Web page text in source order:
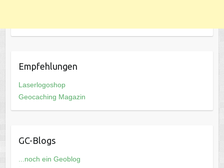
Empfehlungen
Laserlogoshop
Geocaching Magazin
GC-Blogs
...noch ein Geoblog